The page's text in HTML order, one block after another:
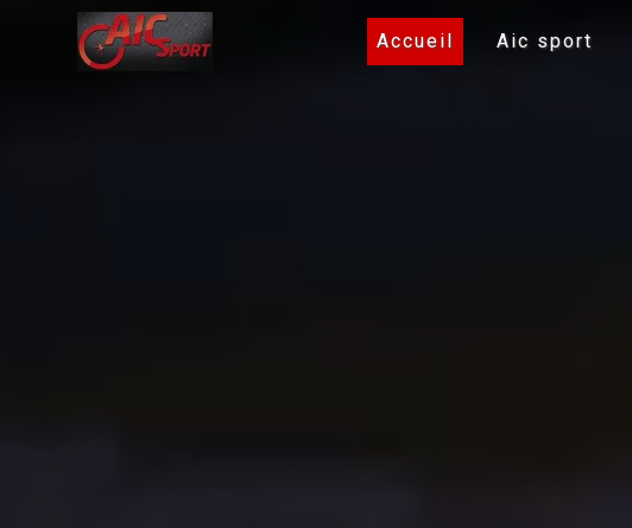
Accueil Aic sport
Panneau de gestion des cookies